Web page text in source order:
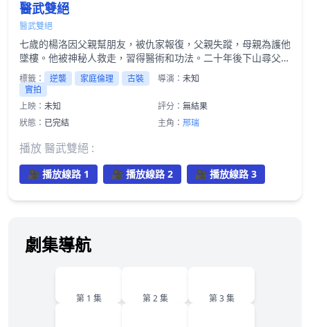
醫武雙絕
醫武雙絕
七歲的楊洛因父親幫朋友，被仇家報復，父親失蹤，母親為護他
墜樓。他被神秘人救走，習得醫術和功法。二十年後下山尋父，
救下被跟蹤的蘇輕眉和她小姨，又因柳家女兒當日結婚退了婚
約，被蘇輕眉收留，兩人漸生情愫。楊洛幫蘇輕眉解決公司危
機，還打聽到父親失蹤與裴家有關，裴家背靠京都五大豪門。為
找父親，他提升實力，婚後與蘇輕眉一同前往京都。
標籤： 逆襲 家庭倫理
古裝
實拍
導演： 未知
上映： 未知 評分： 無結果
狀態： 已完結 主角： 邢瑞
播放 醫武雙絕 :
🎥 播放線路 1 🎥 播放線路 2 🎥 播放線路 3
劇集導航
第 1 集 第 2 集 第 3 集